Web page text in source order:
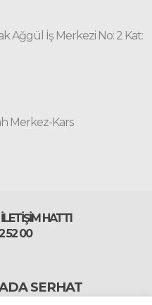
Ağgül İş Merkezi No: 2 Kat:
Merkez-Kars
HATTI
52 00
SERHAT